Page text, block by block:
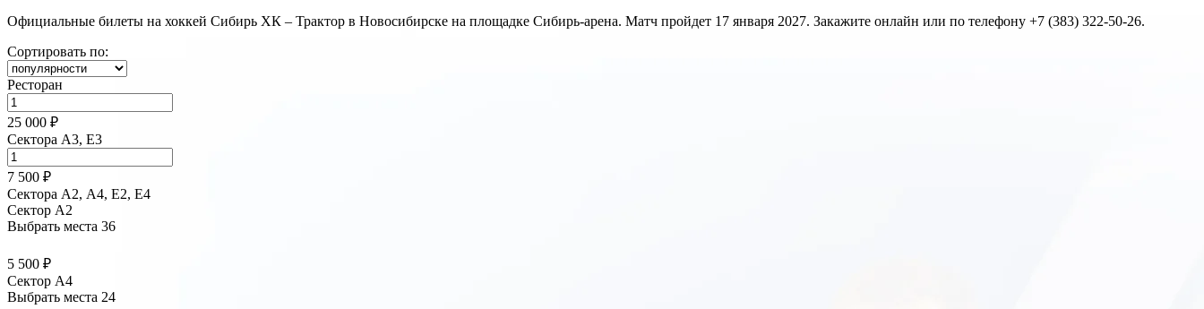
Официальные билеты на хоккей Сибирь ХК – Трактор в Новосибирске на площадке Сибирь-арена. Матч пройдет 17 января 2027. Закажите онлайн или по телефону +7 (383) 322-50-26.
Сортировать по:
Ресторан
25 000 ₽
Сектора A3, E3
7 500 ₽
Сектора А2, А4, Е2, Е4
Сектор A2
Выбрать места 36
5 500 ₽
Сектор A4
Выбрать места 24